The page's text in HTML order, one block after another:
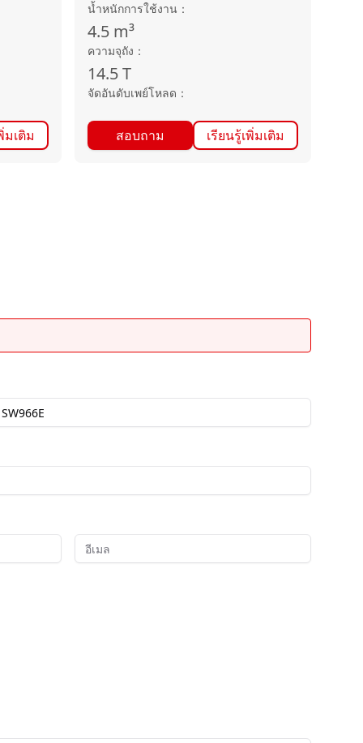
มเติม
น้ำหนักการใช้งาน ：
4.5 m³
ความจุถัง ：
14.5T
จัดอันดับเพย์โหลด ：
สอบถาม เรียนรู้เพิ่มเติม